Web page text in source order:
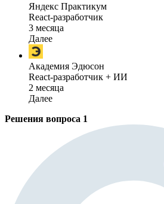
Яндекс Практикум
React-разработчик
3 месяца
Далее
Академия Эдюсон
React-разработчик + ИИ
2 месяца
Далее
Решения вопроса 1